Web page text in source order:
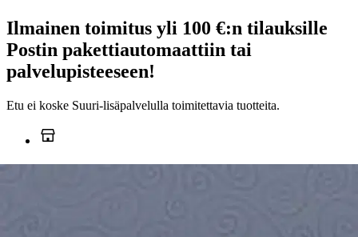
Ilmainen toimitus yli 100 €:n tilauksille
Postin pakettiautomaattiin tai
palvelupisteeseen!
Etu ei koske Suuri‑lisäpalvelulla toimitettavia tuotteita.